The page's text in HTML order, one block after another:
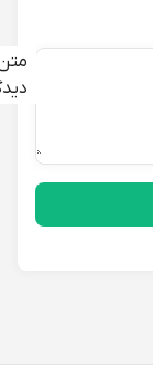
متن
دیدگاه